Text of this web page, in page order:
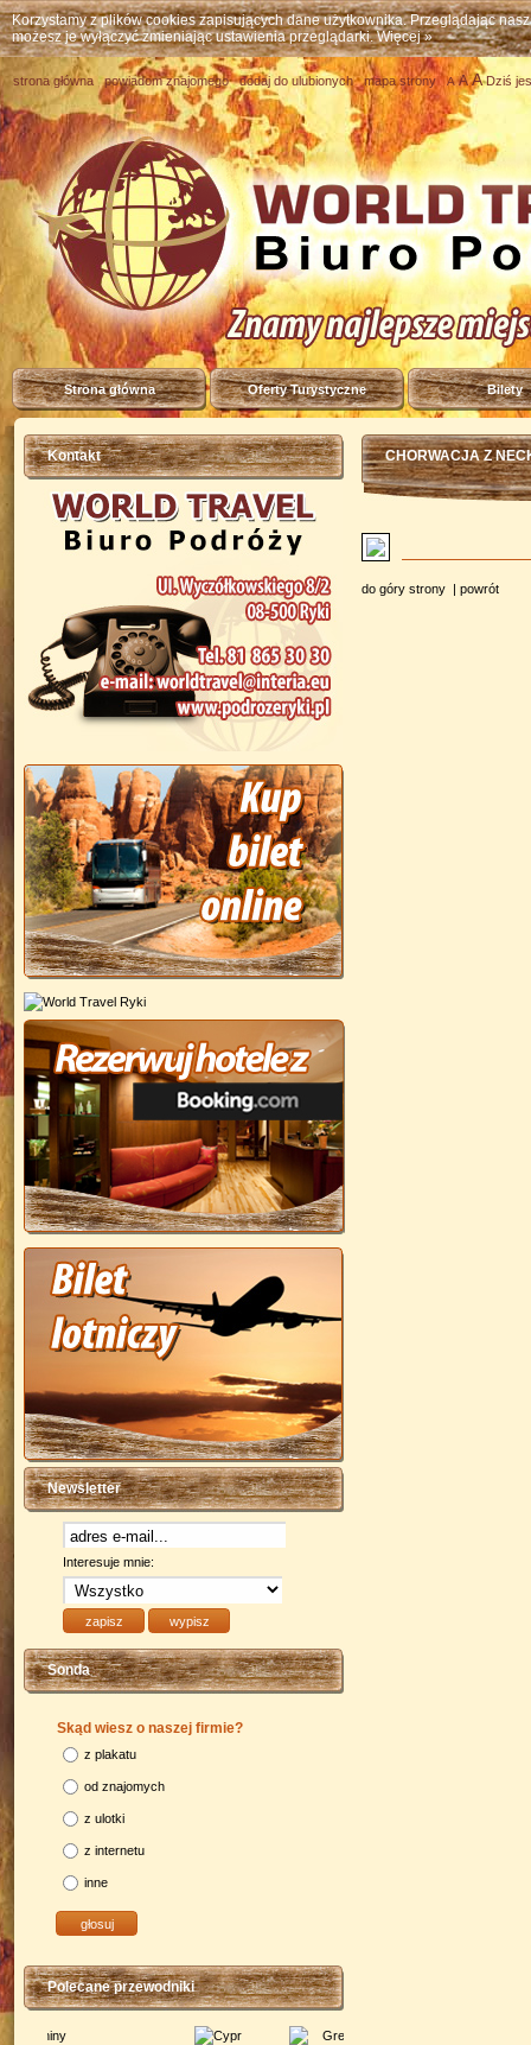
Korzystamy z plików cookies zapisujących dane użytkownika. Przeglądając
możesz je wyłączyć zmieniając ustawienia przeglądarki.Więcej »
strona główna powiadom znajomego dodaj do ulubionych mapa strony A A ADziś
Strona główna Oferty Turystyczne Bilety
Kontakt
Newsletter
Interesuje mnie:
Sonda
Skąd wiesz o naszej firmie?
z plakatu
od znajomych
z ulotki
z internetu
inne
Polecane przewodniki
CHORWACJA Z
do góry strony | powrót